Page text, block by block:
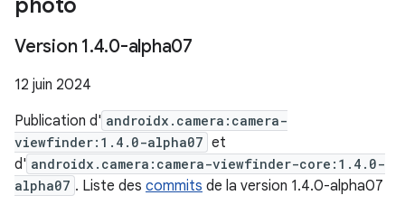
photo
Version 1.4.0-alpha07
12 juin 2024
Publication d' androidx.camera:camera-
viewfinder:1.4.0-alpha07 et
d' androidx.camera:camera-viewfinder-core:1.4.0-
alpha07 . Liste des commits de la version 1.4.0-alpha07